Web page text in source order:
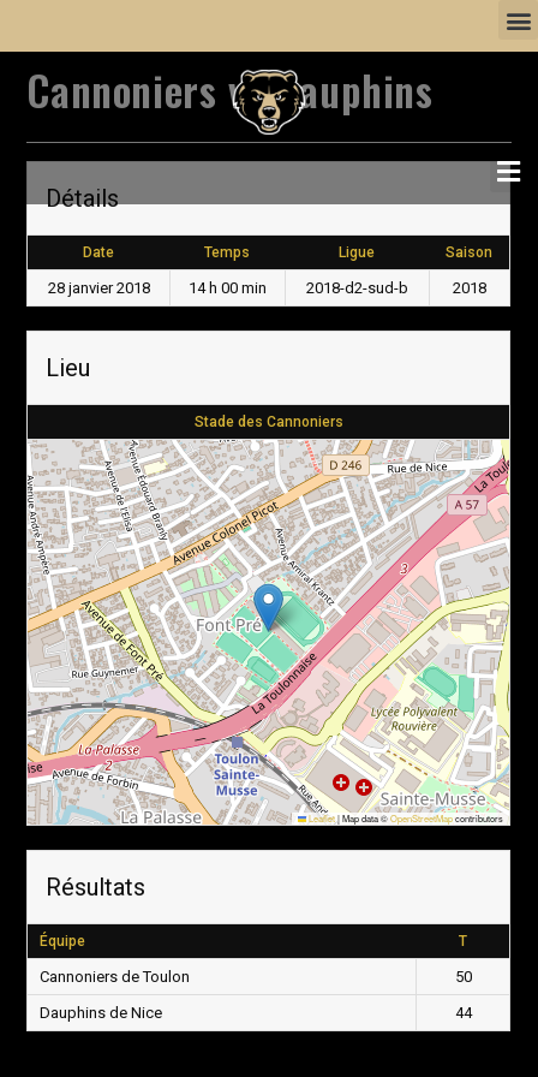
Cannoniers vs Dauphins
Détails
Date Temps Ligue Saison
28 janvier 2018 14 h 00 min 2018-d2-sud-b 2018
Lieu
Stade des Cannoniers
Leaflet |Map data ©OpenStreetMapcontributors
Résultats
Équipe T
Cannoniers de Toulon
50
Dauphins de Nice
44